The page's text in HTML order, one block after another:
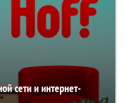
сети и интернет-